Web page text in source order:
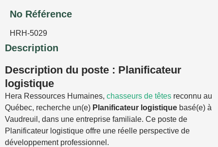
No Référence
HRH-5029
Description
Description du poste : Planificateur
logistique
Hera Ressources Humaines, chasseurs de têtes reconnu au
Québec, recherche un(e) Planificateur logistique basé(e) à
Vaudreuil, dans une entreprise familiale. Ce poste de
Planificateur logistique offre une réelle perspective de
développement professionnel.